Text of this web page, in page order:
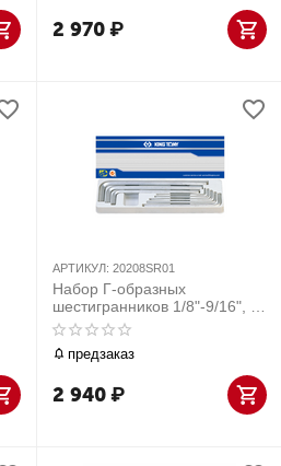
2 970₽
АРТИКУЛ: 20208SR01
Набор Г-образных
шестигранников 1/8"-9/16", 8
предметов
предзаказ
2 940₽